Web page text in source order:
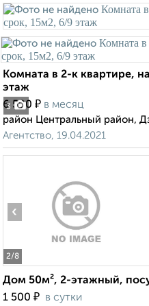
3
Комната в 2-к квартире,
этаж
6 500 ₽ в месяц
район Центральный район,
Агентство, 19.04.2021
2/8
‹
Дом 50м², 2-этажный,
1 500 ₽ в сутки